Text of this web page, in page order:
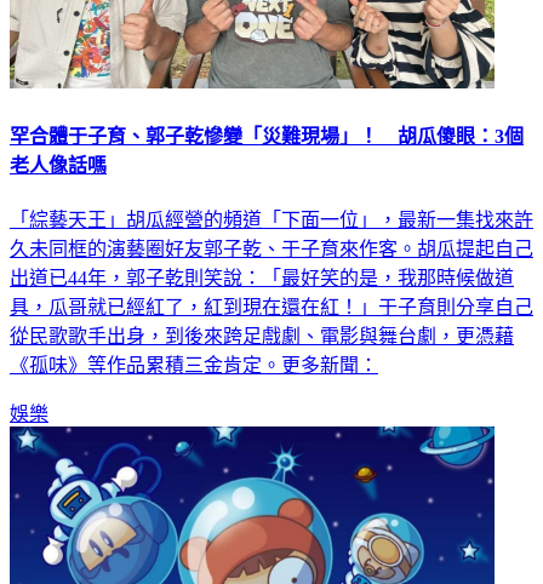
罕合體于子育、郭子乾慘變「災難現場」！ 胡瓜傻眼：3個
老人像話嗎
「綜藝天王」胡瓜經營的頻道「下面一位」，最新一集找來許
久未同框的演藝圈好友郭子乾、于子育來作客。胡瓜提起自己
出道已44年，郭子乾則笑說：「最好笑的是，我那時候做道
具，瓜哥就已經紅了，紅到現在還在紅！」于子育則分享自己
從民歌歌手出身，到後來跨足戲劇、電影與舞台劇，更憑藉
《孤味》等作品累積三金肯定。更多新聞：
娛樂